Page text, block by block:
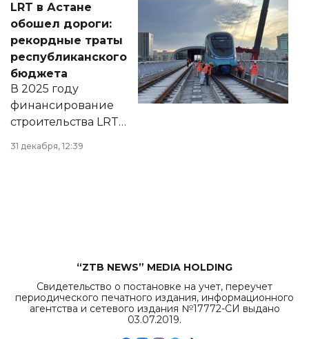
документ
появился в базе
нормативных
правовых актов и
на сайте маслихат
города.
LRT в Астане
обошел дороги:
рекордные траты
республиканского
бюджета
В 2025 году
финансирование
строительства LRT
в Астане из
республиканского
31 декабря, 12:39
“ZTB NEWS” MEDIA HOLDING
Свидетельство о постановке на учет, переучет
периодического печатного издания, информационного
агентства и сетевого издания №17772-СИ выдано
03.07.2019.